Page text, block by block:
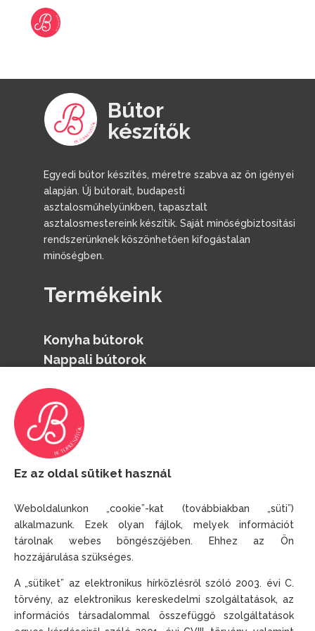
Bútor
készítők
Egyedi bútor készítés, méretre szabva az ön igényei
alapján. Új bútorait, budapesti
asztalosműhelyünkben, tapasztalt
asztalosmestereink készítik. Saját minőségbiztosítási
rendszerünknek köszönhetően kifogástalan
minőségben.
Termékeink
Konyha bútorok
Nappali bútorok
Fürdőszoba bútorok
Irodabútorok
Kapcsolat
+36 20 936 1778
info@butorkeszitok.hu
Impresszum
Ez az oldal sütiket használ
Weboldalunkon „cookie”-kat (továbbiakban „süti”)
alkalmazunk. Ezek olyan fájlok, melyek információt
tárolnak webes böngészőjében. Ehhez az Ön
hozzájárulása szükséges.
A „sütiket” az elektronikus hírközlésről szóló 2003. évi C.
törvény, az elektronikus kereskedelmi szolgáltatások, az
információs társadalommal összefüggő szolgáltatások